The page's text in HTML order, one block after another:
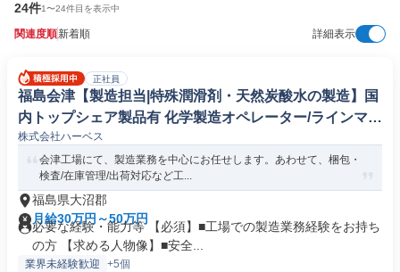
24件1〜24件目を表示中
関連度順新着順 詳細表示
正社員
福島会津【製造担当|特殊潤滑剤・天然炭酸水の製造】国
内トップシェア製品有 化学製造オペレーター/ラインマネ
ージャー
株式会社ハーベス
会津工場にて、製造業務を中心にお任せします。あわせて、梱包・
検査/在庫管理/出荷対応など工...
福島県大沼郡
月給30万円～50万円
必要な経験・能力等 【必須】■工場での製造業務経験をお持ち
の方 【求める人物像】■安全...
業界未経験歓迎 +5個